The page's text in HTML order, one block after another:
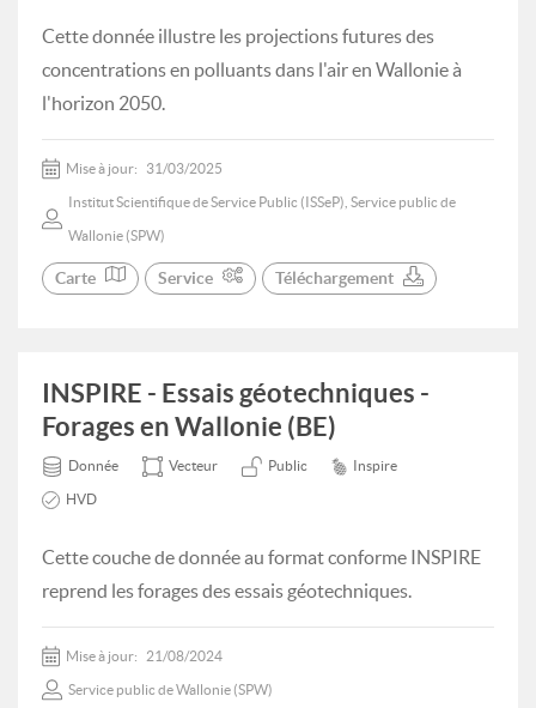
Cette donnée illustre les projections futures des
concentrations en polluants dans l'air en Wallonie à
l'horizon 2050.
Mise à jour: 31/03/2025
Institut Scientifique de Service Public (ISSeP), Service public de
Wallonie (SPW)
Carte Service Téléchargement
INSPIRE - Essais géotechniques -
Forages en Wallonie (BE)
Donnée Vecteur Public Inspire
HVD
Cette couche de donnée au format conforme INSPIRE
reprend les forages des essais géotechniques.
Mise à jour: 21/08/2024
Service public de Wallonie (SPW)